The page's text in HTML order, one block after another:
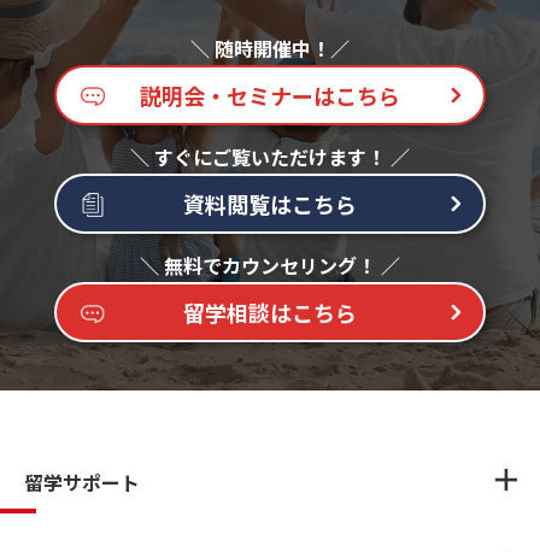
説明会・セミナーはこちら
資料閲覧はこちら
留学相談はこちら
留学サポート